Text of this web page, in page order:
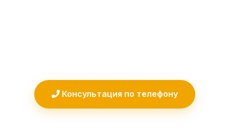
Консультация по телефону